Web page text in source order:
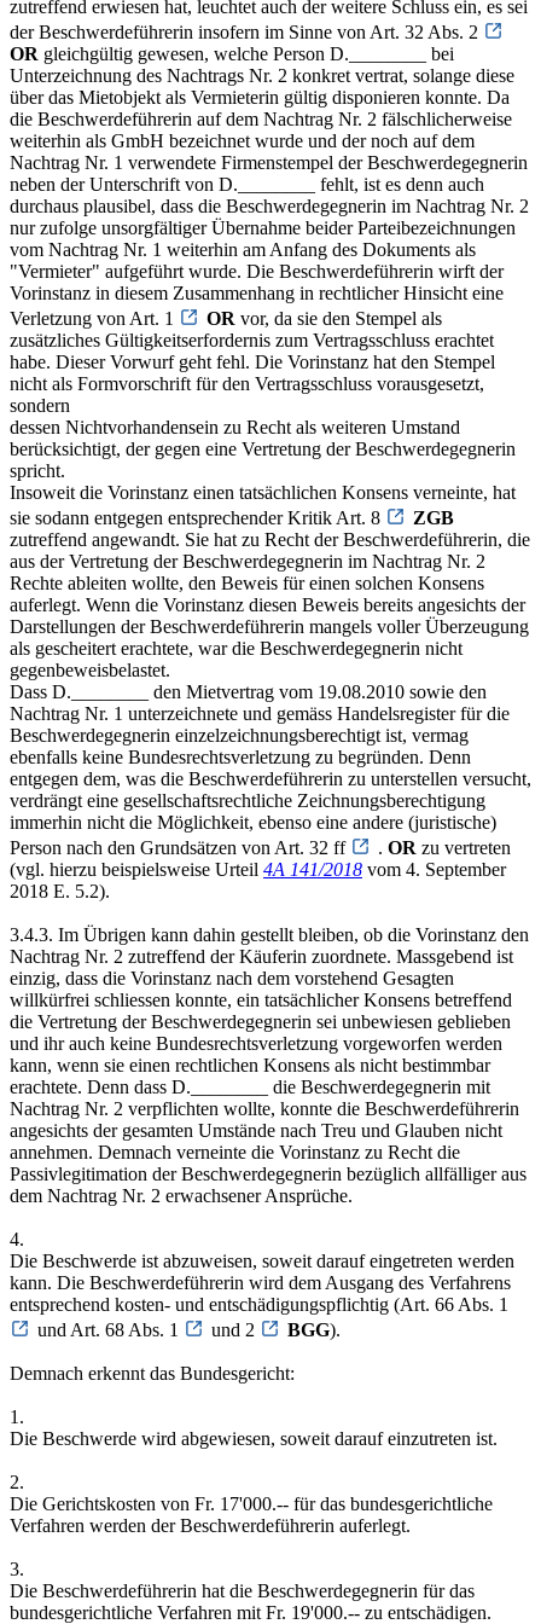
zutreffend erwiesen hat, leuchtet auch der weitere Schluss ein, es sei
der Beschwerdeführerin insofern im Sinne von Art. 32 Abs. 2
OR gleichgültig gewesen, welche Person D.________ bei
Unterzeichnung des Nachtrags Nr. 2 konkret vertrat, solange diese
über das Mietobjekt als Vermieterin gültig disponieren konnte. Da
die Beschwerdeführerin auf dem Nachtrag Nr. 2 fälschlicherweise
weiterhin als GmbH bezeichnet wurde und der noch auf dem
Nachtrag Nr. 1 verwendete Firmenstempel der Beschwerdegegnerin
neben der Unterschrift von D.________ fehlt, ist es denn auch
durchaus plausibel, dass die Beschwerdegegnerin im Nachtrag Nr. 2
nur zufolge unsorgfältiger Übernahme beider Parteibezeichnungen
vom Nachtrag Nr. 1 weiterhin am Anfang des Dokuments als
"Vermieter" aufgeführt wurde. Die Beschwerdeführerin wirft der
Vorinstanz in diesem Zusammenhang in rechtlicher Hinsicht eine
Verletzung von Art. 1
OR vor, da sie den Stempel als
zusätzliches Gültigkeitserfordernis zum Vertragsschluss erachtet
habe. Dieser Vorwurf geht fehl. Die Vorinstanz hat den Stempel
nicht als Formvorschrift für den Vertragsschluss vorausgesetzt,
sondern
dessen Nichtvorhandensein zu Recht als weiteren Umstand
berücksichtigt, der gegen eine Vertretung der Beschwerdegegnerin
spricht.
Insoweit die Vorinstanz einen tatsächlichen Konsens verneinte, hat
sie sodann entgegen entsprechender Kritik Art. 8
ZGB
zutreffend angewandt. Sie hat zu Recht der Beschwerdeführerin, die
aus der Vertretung der Beschwerdegegnerin im Nachtrag Nr. 2
Rechte ableiten wollte, den Beweis für einen solchen Konsens
auferlegt. Wenn die Vorinstanz diesen Beweis bereits angesichts der
Darstellungen der Beschwerdeführerin mangels voller Überzeugung
als gescheitert erachtete, war die Beschwerdegegnerin nicht
gegenbeweisbelastet.
Dass D.________ den Mietvertrag vom 19.08.2010 sowie den
Nachtrag Nr. 1 unterzeichnete und gemäss Handelsregister für die
Beschwerdegegnerin einzelzeichnungsberechtigt ist, vermag
ebenfalls keine Bundesrechtsverletzung zu begründen. Denn
entgegen dem, was die Beschwerdeführerin zu unterstellen versucht,
verdrängt eine gesellschaftsrechtliche Zeichnungsberechtigung
immerhin nicht die Möglichkeit, ebenso eine andere (juristische)
Person nach den Grundsätzen von Art. 32 ff
. OR zu vertreten
(vgl. hierzu beispielsweise Urteil 4A 141/2018 vom 4. September
2018 E. 5.2).
3.4.3. Im Übrigen kann dahin gestellt bleiben, ob die Vorinstanz den
Nachtrag Nr. 2 zutreffend der Käuferin zuordnete. Massgebend ist
einzig, dass die Vorinstanz nach dem vorstehend Gesagten
willkürfrei schliessen konnte, ein tatsächlicher Konsens betreffend
die Vertretung der Beschwerdegegnerin sei unbewiesen geblieben
und ihr auch keine Bundesrechtsverletzung vorgeworfen werden
kann, wenn sie einen rechtlichen Konsens als nicht bestimmbar
erachtete. Denn dass D.________ die Beschwerdegegnerin mit
Nachtrag Nr. 2 verpflichten wollte, konnte die Beschwerdeführerin
angesichts der gesamten Umstände nach Treu und Glauben nicht
annehmen. Demnach verneinte die Vorinstanz zu Recht die
Passivlegitimation der Beschwerdegegnerin bezüglich allfälliger aus
dem Nachtrag Nr. 2 erwachsener Ansprüche.
4.
Die Beschwerde ist abzuweisen, soweit darauf eingetreten werden
kann. Die Beschwerdeführerin wird dem Ausgang des Verfahrens
entsprechend kosten- und entschädigungspflichtig (Art. 66 Abs. 1
und Art. 68 Abs. 1
und 2 BGG).
Demnach erkennt das Bundesgericht:
1.
Die Beschwerde wird abgewiesen, soweit darauf einzutreten ist.
2.
Die Gerichtskosten von Fr. 17'000.-- für das bundesgerichtliche
Verfahren werden der Beschwerdeführerin auferlegt.
3.
Die Beschwerdeführerin hat die Beschwerdegegnerin für das
bundesgerichtliche Verfahren mit Fr. 19'000.-- zu entschädigen.